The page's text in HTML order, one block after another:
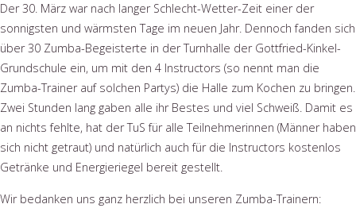
Der 30. März war nach langer Schlecht-Wetter-Zeit einer der
sonnigsten und wärmsten Tage im neuen Jahr. Dennoch fanden sich
über 30 Zumba-Begeisterte in der Turnhalle der Gottfried-Kinkel-
Grundschule ein, um mit den 4 Instructors (so nennt man die
Zumba-Trainer auf solchen Partys) die Halle zum Kochen zu bringen.
Zwei Stunden lang gaben alle ihr Bestes und viel Schweiß. Damit es
an nichts fehlte, hat der TuS für alle Teilnehmerinnen (Männer haben
sich nicht getraut) und natürlich auch für die Instructors kostenlos
Getränke und Energieriegel bereit gestellt.
Wir bedanken uns ganz herzlich bei unseren Zumba-Trainern: